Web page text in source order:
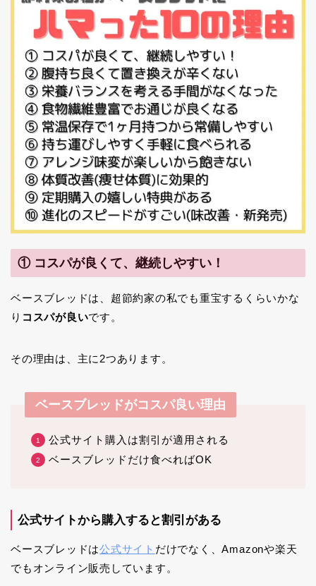
① コスパが良くて、継続しやすい！
ベースブレッドは、超節約家の私でも重宝するくらいかな
り コスパが良いです。
その理由は、主に2つあります。
ベースブレッドがコスパ良い理由
公式サイト購入は割引が適用される
ベースブレッドだけ食べればOK
公式サイトから購入すると割引がある
ベースブレッドは公式サイト だけでなく、Amazonや楽天
でもオンライン販売しています。